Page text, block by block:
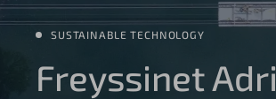
SUSTAINABLE TECHNOLOGY
Freyssinet